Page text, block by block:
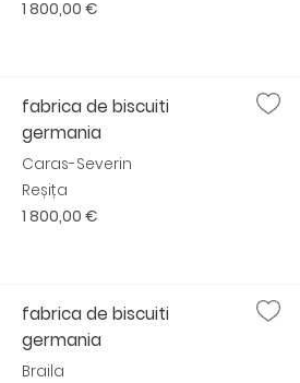
1 800,00 €
fabrica de biscuiti
germania
Caras-Severin
Reșița
1 800,00 €
fabrica de biscuiti
germania
Braila